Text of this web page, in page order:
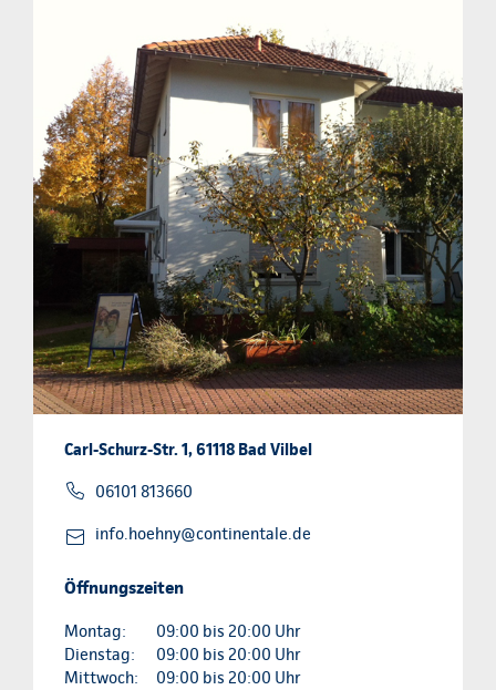
Carl-Schurz-Str. 1, 61118 Bad Vilbel
06101 813660
info.hoehny@continentale.de
Öffnungszeiten
Montag:
09:00 bis 20:00 Uhr
Dienstag:
09:00 bis 20:00 Uhr
Mittwoch:
09:00 bis 20:00 Uhr